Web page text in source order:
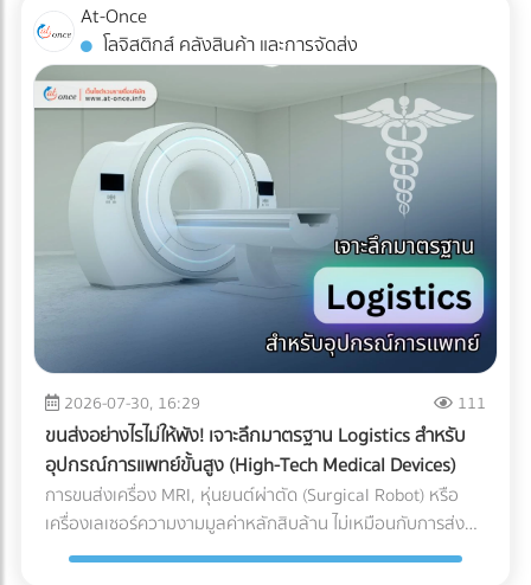
Supply Chain นวัตกรรมเปลี่ยนเกม: Solar Hybrid +
Industrial ESS ทำงานอย่างไร? ระบบนี้คือการรวมร่างกัน
ระหว่าง แผงโซลาร์เซลล์ (ผลิตไฟ) + อินเวอร์เตอร์แบบไฮบริด
(สลับแหล่งจ่ายไฟ) + แบตเตอรี่อุตสาหกรรม (กักเก็บไฟ) เมื่อมี
ระบบ Industrial ESS เข้ามา โรงงานของคุณจะเสมือนมี UPS
(เครื่องสำรองไฟ) ขนาดยักษ์คอยคุ้มกัน โดยระบบจะทำงานแบบไร้
รอยต่อ (Seamless Transition) เมื่อไฟจากการไฟฟ้าดับหรือ
กระชาก ระบบจะสลับไปดึงกระแสไฟจากแบตเตอรี่มาจ่ายให้
เครื่องจักรสำคัญ (Critical Loads) ทันทีในระดับเสี้ยววินาที ทำให้
สายการผลิตเดินหน้าต่อไปได้โดยที่เครื่องจักรไม่สะดุด ทำไมปี
2026 ถึงเป็น "จังหวะทอง" ในการลงทุนระบบ ESS? หากย้อน
กลับไปช่วงปี 2021-2022 แบตเตอรี่อุตสาหกรรมยังมีราคาสูงลิ่ว
จนหลายโรงงานถอดใจ แต่ในยุค 2026 เกมได้เปลี่ยนไปแล้วด้วย
ปัจจัยเหล่านี้: ราคาแบตเตอรี่ LFP ลดลงอย่างมีนัยสำคัญ:
เทคโนโลยีแบตเตอรี่ Lithium Iron Phosphate (LiFePO4)
สำหรับอุตสาหกรรม มีการผลิตในสเกลที่ใหญ่ขึ้นมาก ทำให้ราคา
ต่อกิโลวัตต์-ชั่วโมง (kWh) ถูกลงกว่าอดีตเกือบ 40% แถมยังมี
ความปลอดภัยสูง ไม่ติดไฟง่าย และอายุการใช้งานยาวนานกว่า
10,000 ไซเคิล (อ้างอิงจากรายงาน Bloomberg) ระบบ Peak
Shaving หั่นค่าไฟ TOU แบบอัจฉริยะ: โรงงานส่วนใหญ่ใช้ค่าไฟ
เทคโนโลยี Web-AR (Web-based Augmented Reality) Web-
AR: สัมผัสประสบการณ์ 3D โดยไม่ต้องโหลดแอปฯ ข้อเสียของ
การทำ AR ในอดีตคือลูกค้าต้องเสียเวลาดาวน์โหลด
แอปพลิเคชัน (App-based AR) ซึ่งสร้างความรำคาญใจ แต่
Web-AR ทลายข้อจำกัดนั้นทิ้งไป เพียงแค่ลูกค้าใช้กล้องสมาร์ต
โฟนสแกน QR Code บนโบรชัวร์ โมเดล 3D ของเครื่องจักรของ
คุณก็สามารถลอยขึ้นมาบนโต๊ะประชุมของพวกเขาได้ทันที! ทำไม
ธุรกิจ B2B ถึงควรใช้ Web-AR ในสื่อสิ่งพิมพ์? ย่อของใหญ่ ให้มา
อยู่บนโต๊ะประชุม: คุณไม่สามารถพกเครื่องจักรหนัก 2 ตันไปเสนอ
ขายลูกค้าได้ แต่ Web-AR ช่วยให้ลูกค้าซูมดูรายละเอียด รวมถึง
กลไกภายใน และหมุนดูสินค้าได้ 360 องศาผ่านมือถือหรือ Tablet
เปลี่ยนสิ่งพิมพ์ให้วัดผลได้ (Measurable ROI): โบรชัวร์ปกติเรา
ไม่รู้เลยว่าลูกค้าอ่านหน้าไหน แต่ Web-AR สามารถเก็บ Data ได้
ว่าลูกค้าสแกน QR Code จากพื้นที่ไหน สแกนกี่ครั้ง และใช้เวลาดู
โมเดล 3D นานเท่าไร สร้าง Wow Experience ทันที: ผู้บริหาร
B2B มีเวลาจำกัด การทำให้พวกเขา "ว้าว" ตั้งแต่ 10 วินาทีแรกที่
เห็นสินค้า ช่วยเพิ่มโอกาสในการขอเข้าพบ (Pitching) ได้มหาศาล
การลงทุนทำ Web-AR บนแคตตาล็อกสินค้าเพียงครั้งเดียว
สามารถนำไปใช้งานซ้ำได้ทั้งในงานอีเวนต์ (Exhibition) และการ
ส่ง Direct Mail ไปหาลูกค้าระดับ VIP พร้อมที่จะฉีกกฎการทำสื่อ
At-Once
โลจิสติกส์ คลังสินค้า และการจัดส่ง
2026-07-30, 16:29 111
ขนส่งอย่างไรไม่ให้พัง! เจาะลึกมาตรฐาน Logistics สำหรับ
อุปกรณ์การแพทย์ขั้นสูง (High-Tech Medical Devices)
การขนส่งเครื่อง MRI, หุ่นยนต์ผ่าตัด (Surgical Robot) หรือ
เครื่องเลเซอร์ความงามมูลค่าหลักสิบล้าน ไม่เหมือนกับการส่ง
พัสดุทั่วไป เพราะความเสียหายของเครื่องมือแพทย์ขั้นสูงเหล่านี้